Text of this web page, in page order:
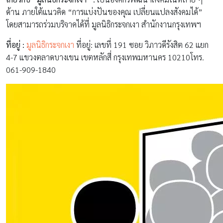
ด้าน ภายใต้แนวคิด “การแบ่งปันของคุณ เปลี่ยนแปลงสังคมได้”
โดยสามารถร่วมบริจาคได้ที่ มูลนิธิกระจกเงา สำนักงานกรุงเทพฯ
ที่อยู่ : มูลนิธิกระจกเงา ที่อยู่: เลขที่ 191 ซอย วิภาวดีรังสิต 62 แยก
4-7 แขวงตลาดบางเขน เขตหลักสี่ กรุงเทพมหานคร 10210โทร.
061-909-1840